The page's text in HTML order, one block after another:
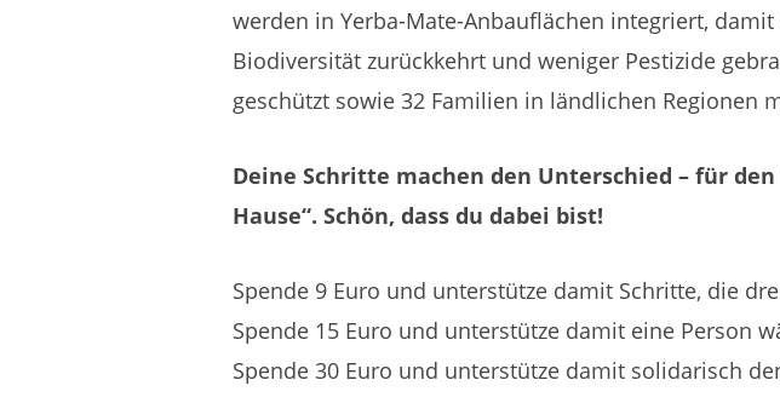
werden in Yerba-Mate-Anbauflächen integriert, damit
Biodiversität zurückkehrt und weniger Pestizide
geschützt sowie 32 Familien in ländlichen Regionen
Deine Schritte machen den Unterschied – für
Hause“. Schön, dass du dabei bist!
Spende 9 Euro und unterstütze damit Schritte, die
Spende 15 Euro und unterstütze damit eine Person
Spende 30 Euro und unterstütze damit solidarisch